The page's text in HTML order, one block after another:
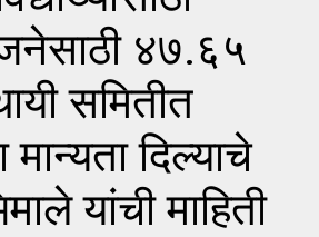
४७.६५
समितीत
मान्यता दिल्याचे
यांची माहिती